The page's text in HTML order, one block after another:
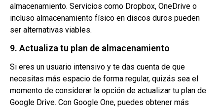
almacenamiento. Servicios como Dropbox, OneDrive o
incluso almacenamiento físico en discos duros pueden
ser alternativas viables.
9. Actualiza tu plan de almacenamiento
Si eres un usuario intensivo y te das cuenta de que
necesitas más espacio de forma regular, quizás sea el
momento de considerar la opción de actualizar tu plan de
Google Drive. Con Google One, puedes obtener más